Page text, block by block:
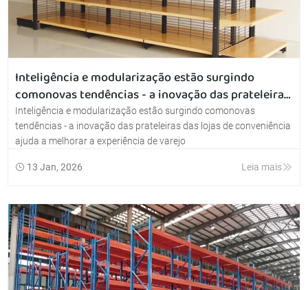
Inteligência e modularização estão surgindo
comonovas tendências - a inovação das prateleiras
das lojas de conveniência ajuda a melhorar a
experiência de varejo
Inteligência e modularização estão surgindo comonovas
tendências - a inovação das prateleiras das lojas de conveniência
ajuda a melhorar a experiência de varejo
13 Jan, 2026 Leia mais